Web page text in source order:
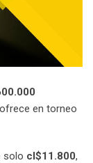
en torneo
solo cl$11.800,